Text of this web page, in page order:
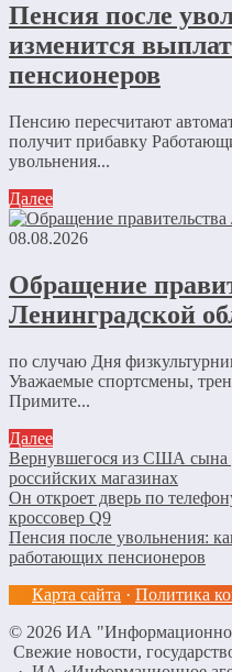
Пенсия после
изменится
пенсионеров
Пенсию пересчитают
получит прибавку
увольнения...
Далее
08.08.2026
Обращение
Ленинградской
по случаю Дня
Уважаемые спортсмены,
Примите...
Далее
Вернувшегося из США сына
российских магазинах
Он откроет дверь по
кроссовер Q9
Пенсия после увольнения:
работающих пенсионеров
Карта сайта · Политика
© 2026 ИА
Свежие новости,